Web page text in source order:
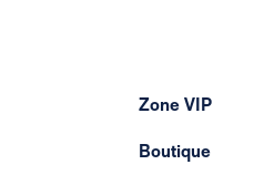
Zone VIP
Boutique